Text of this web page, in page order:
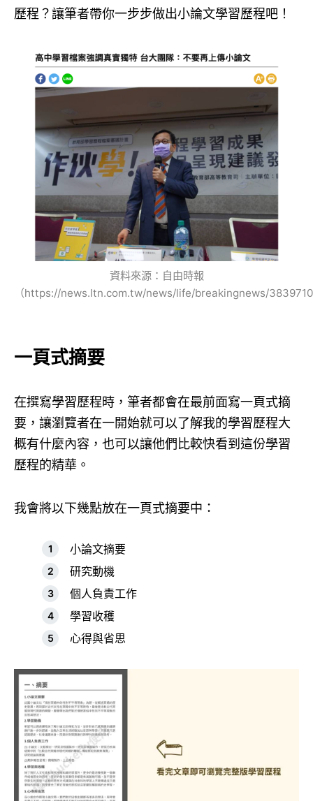
歷程？讓筆者帶你一步步做出小論文學習歷程吧！
資料來源：自由時報
（https://news.ltn.com.tw/news/life/breakingnews/
一頁式摘要
在撰寫學習歷程時，筆者都會在最前面寫一頁式摘
要，讓瀏覽者在一開始就可以了解我的學習歷程大
概有什麼內容，也可以讓他們比較快看到這份學習
歷程的精華。
我會將以下幾點放在一頁式摘要中：
小論文摘要
研究動機
個人負責工作
學習收穫
心得與省思